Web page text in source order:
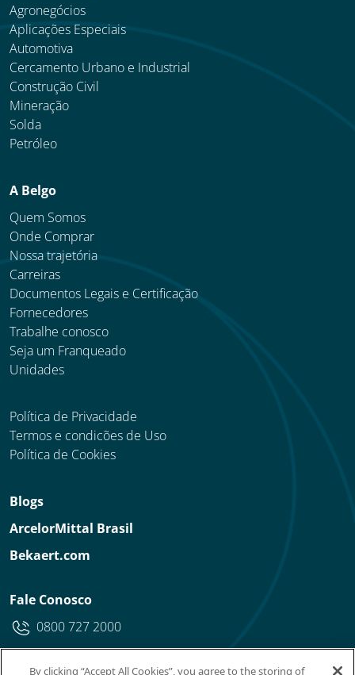
Agronegócios
Aplicações Especiais
Automotiva
Cercamento Urbano e Industrial
Construção Civil
Mineração
Solda
Petróleo
A Belgo
Quem Somos
Onde Comprar
Nossa trajetória
Carreiras
Documentos Legais e Certificação
Fornecedores
Trabalhe conosco
Seja um Franqueado
Unidades
Política de Privacidade
Termos e condicões de Uso
Política de Cookies
Blogs
ArcelorMittal Brasil
Bekaert.com
Fale Conosco
0800 727 2000
By clicking “Accept All Cookies”, you agree to the storing of